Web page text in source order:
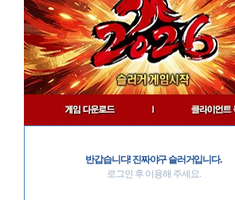
반갑습니다! 진짜야구 슬러거입니다.
로그인 후 이용해 주세요.